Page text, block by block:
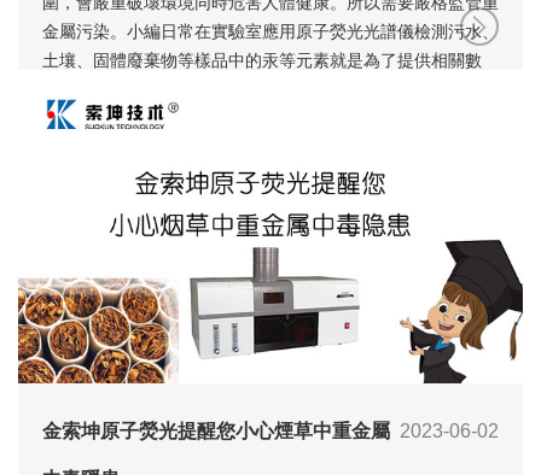
金屬污染。小編日常在實驗室應用原子熒光光譜儀檢測污水、
土壤、固體廢棄物等樣品中的汞等元素就是為了提供相關數
2023-06-02
金索坤原子熒光提醒您小心煙草中重金屬